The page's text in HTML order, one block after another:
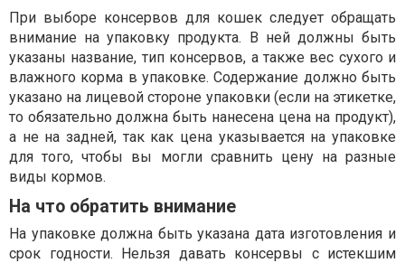
При выборе консервов для кошек следует обращать
внимание на упаковку продукта. В ней должны быть
указаны название, тип консервов, а также вес сухого и
влажного корма в упаковке. Содержание должно быть
указано на лицевой стороне упаковки (если на этикетке,
то обязательно должна быть нанесена цена на продукт),
а не на задней, так как цена указывается на упаковке
для того, чтобы вы могли сравнить цену на разные
виды кормов.
На что обратить внимание
На упаковке должна быть указана дата изготовления и
срок годности. Нельзя давать консервы с истекшим